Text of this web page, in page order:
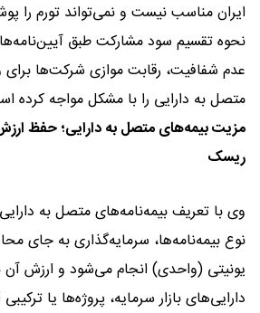
ایران مناسب نیست و نمی‌تواند تورم
نحوه تقسیم سود مشارکت طبق
عدم شفافیت، رقابت موازی شرکت‌ها برای
متصل به دارایی را با مشکل مواجه کرده
مزیت بیمه‌های متصل به دارایی؛ حفظ
ریسک
وی با تعریف بیمه‌نامه‌های متصل به
نوع بیمه‌نامه‌ها، سرمایه‌گذاری به جای
یونیتی (واحدی) انجام می‌شود و ارزش آن
دارایی‌های بازار سرمایه، پروژه‌ها یا